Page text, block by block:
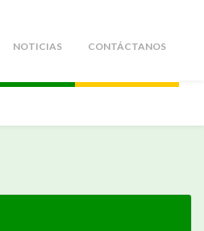
NOTICIAS CONTÁCTANOS